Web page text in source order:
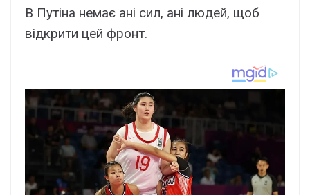
В Путіна немає ані сил, ані людей, щоб
відкрити цей фронт.